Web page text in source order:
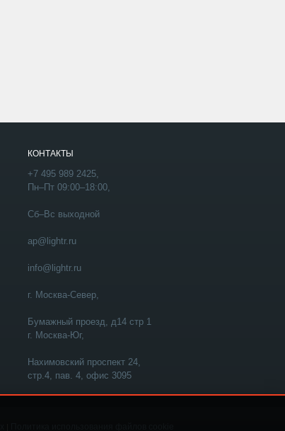
КОНТАКТЫ
+7 495 989 2425,
Пн–Пт 09:00–18:00,
Сб–Вс выходной
ap@lightr.ru
info@lightr.ru
г. Москва-Север,
Бумажный проезд, д14 стр 1
г. Москва-Юг,
Нахимовский проспект 24,
стр.4, пав. 4, офис 3095